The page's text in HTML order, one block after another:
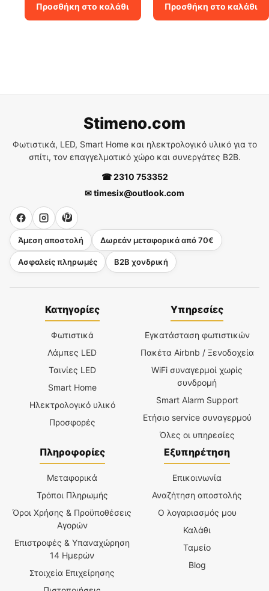
0.80€.είναι:
0.56€.
Προσθήκη στο καλάθι
2.00€.είναι:
1.40€.
Προσθήκη στο καλάθι
Stimeno.com
Φωτιστικά, LED, Smart Home και ηλεκτρολογικό υλικό για το
σπίτι, τον επαγγελματικό χώρο και συνεργάτες B2B.
☎ 2310 753352
✉ timesix@outlook.com
Άμεση αποστολή Δωρεάν μεταφορικά από 70€
Ασφαλείς πληρωμές B2B χονδρική
Κατηγορίες
Φωτιστικά
Λάμπες LED
Ταινίες LED
Smart Home
Ηλεκτρολογικό υλικό
Προσφορές
Υπηρεσίες
Εγκατάσταση φωτιστικών
Πακέτα Airbnb / Ξενοδοχεία
WiFi συναγερμοί χωρίς
συνδρομή
Smart Alarm Support
Ετήσιο service συναγερμού
Όλες οι υπηρεσίες
Πληροφορίες
Μεταφορικά
Τρόποι Πληρωμής
Όροι Χρήσης & Προϋποθέσεις
Αγορών
Επιστροφές & Υπαναχώρηση
14 Ημερών
Στοιχεία Επιχείρησης
Εξυπηρέτηση
Επικοινωνία
Αναζήτηση αποστολής
Ο λογαριασμός μου
Καλάθι
Ταμείο
Blog